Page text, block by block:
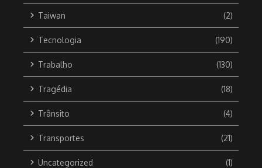
Taiwan (2)
Tecnologia (190)
Trabalho (130)
Tragédia (18)
Trânsito (4)
Transportes (21)
Uncategorized (1)